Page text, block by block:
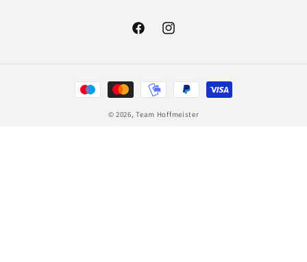
FacebookInstagram
Zahlungsmethoden
© 2026,Team Hoffmeister